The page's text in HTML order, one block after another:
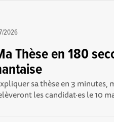
2026
Thèse en 180
sa thèse en 3 minutes,
les candidat·es le 10